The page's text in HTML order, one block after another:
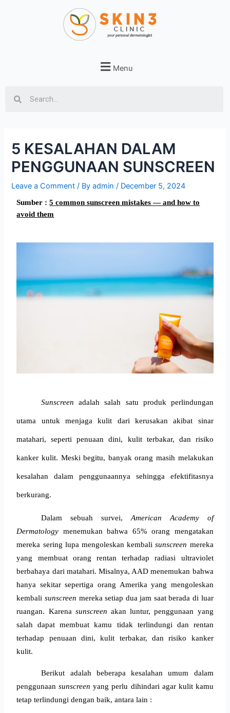
Menu
5 KESALAHAN DALAM
PENGGUNAAN SUNSCREEN
Leave a Comment / Byadmin/ December 5, 2024
Sumber :5 common sunscreen mistakes — and how to
avoid them
Sunscreen adalah salah satu produk perlindungan
utama untuk menjaga kulit dari kerusakan akibat sinar
matahari, seperti penuaan dini, kulit terbakar, dan risiko
kanker kulit. Meski begitu, banyak orang masih melakukan
kesalahan dalam penggunaannya sehingga efektifitasnya
berkurang.
Dalam sebuah survei, American Academy of
Dermatology menemukan bahwa 65% orang mengatakan
mereka sering lupa mengoleskan kembali sunscreen mereka
yang membuat orang rentan terhadap radiasi ultraviolet
berbahaya dari matahari. Misalnya, AAD menemukan bahwa
hanya sekitar sepertiga orang Amerika yang mengoleskan
kembali sunscreen mereka setiap dua jam saat berada di luar
ruangan. Karena sunscreen akan luntur, penggunaan yang
salah dapat membuat kamu tidak terlindungi dan rentan
terhadap penuaan dini, kulit terbakar, dan risiko kanker
kulit.
Berikut adalah beberapa kesalahan umum dalam
penggunaan sunscreen yang perlu dihindari agar kulit kamu
tetap terlindungi dengan baik, antara lain :